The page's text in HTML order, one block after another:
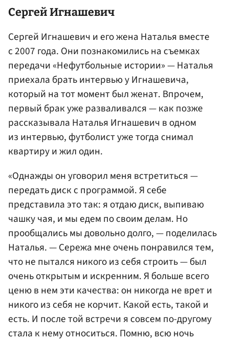
Сергей Игнашевич
Сергей Игнашевич и его жена Наталья вместе
с 2007 года. Они познакомились на съемках
передачи «Нефутбольные истории» — Наталья
приехала брать интервью у Игнашевича,
который на тот момент был женат. Впрочем,
первый брак уже разваливался — как позже
рассказывала Наталья Игнашевич в одном
из интервью, футболист уже тогда снимал
квартиру и жил один.
«Однажды он уговорил меня встретиться —
передать диск с программой. Я себе
представила это так: я отдаю диск, выпиваю
чашку чая, и мы едем по своим делам. Но
прообщались мы довольно долго, — поделилась
Наталья. — Сережа мне очень понравился тем,
что не пытался никого из себя строить — был
очень открытым и искренним. Я больше всего
ценю в нем эти качества: он никогда не врет и
никого из себя не корчит. Какой есть, такой и
есть. И после той встречи я совсем по-другому
стала к нему относиться. Помню, всю ночь